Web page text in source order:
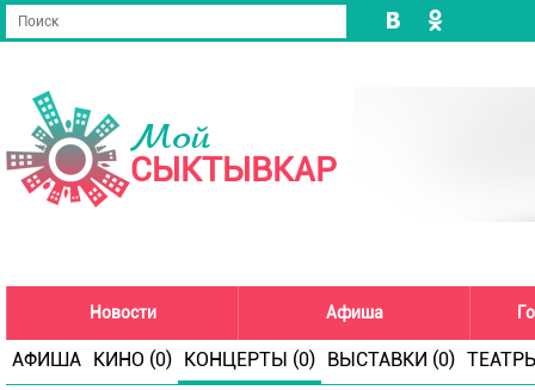
Мой
СЫКТЫВКАР
Новости Афиша
АФИША КИНО (0) КОНЦЕРТЫ (0) ВЫСТАВКИ (0)